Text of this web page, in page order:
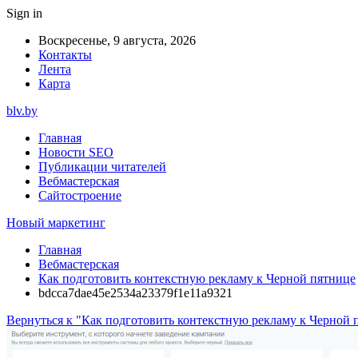
Sign in
Воскресенье, 9 августа, 2026
Контакты
Лента
Карта
blv.by
Главная
Новости SEO
Публикации читателей
Вебмастерская
Сайтостроение
Новый маркетинг
Главная
Вебмастерская
Как подготовить контекстную рекламу к Черной пятнице
bdcca7dae45e2534a23379f1e11a9321
Вернуться к "Как подготовить контекстную рекламу к Черной